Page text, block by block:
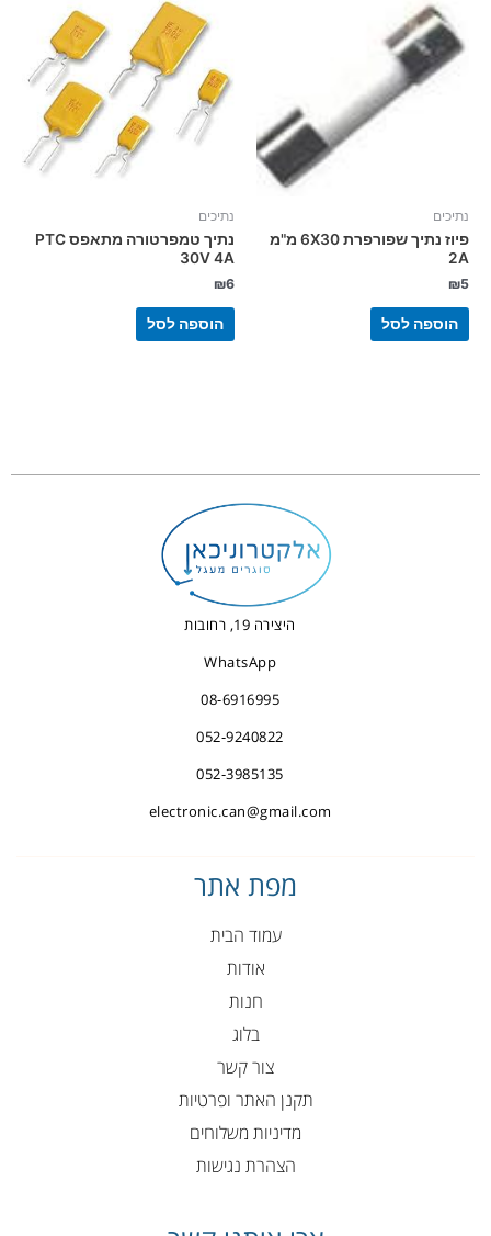
נתיכים
פיוז נתיך שפורפרת 6X30 מ"מ
2A
₪5
הוספה לסל
נתיכים
נתיך טמפרטורה מתאפס PTC
30V 4A
₪6
הוספה לסל
היצירה 19, רחובות
WhatsApp
08-6916995
052-9240822
052-3985135
electronic.can@gmail.com
מפת אתר
עמוד הבית
אודות
חנות
בלוג
צור קשר
תקנן האתר ופרטיות
מדיניות משלוחים
הצהרת נגישות